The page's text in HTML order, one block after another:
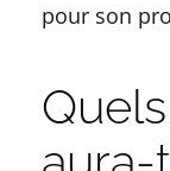
pour son